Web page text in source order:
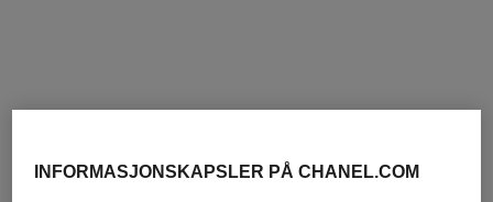
INFORMASJONSKAPSLER PÅ CHANEL.COM